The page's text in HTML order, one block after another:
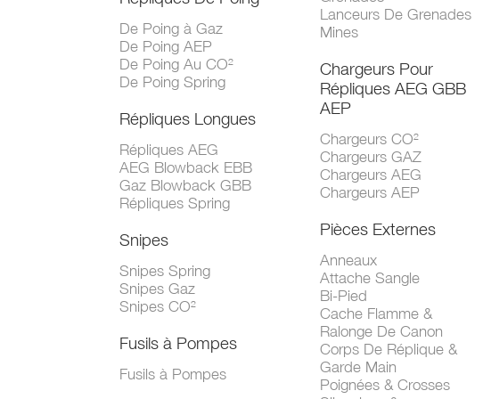
De Poing à Gaz
De Poing AEP
De Poing Au CO²
De Poing Spring
Répliques Longues
Répliques AEG
AEG Blowback EBB
Gaz Blowback GBB
Répliques Spring
Snipes
Snipes Spring
Snipes Gaz
Snipes CO²
Fusils à Pompes
Fusils à Pompes
Lanceurs De Grenades
Mines
Chargeurs Pour
Répliques AEG GBB
AEP
Chargeurs CO²
Chargeurs GAZ
Chargeurs AEG
Chargeurs AEP
Pièces Externes
Anneaux
Attache Sangle
Bi-Pied
Cache Flamme &
Ralonge De Canon
Corps De Réplique &
Garde Main
Poignées & Crosses